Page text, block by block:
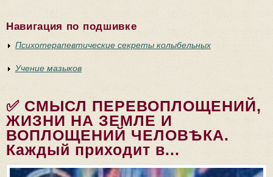
Навигация по подшивке
Психотерапевтические секреты колыбельных
Учение мазыков
✅ СМЫСЛ ПЕРЕВОПЛОЩЕНИЙ,
ЖИЗНИ НА ЗЕМЛЕ И
ВОПЛОЩЕНИЙ ЧЕЛОВѢКА.
Каждый приходит в...